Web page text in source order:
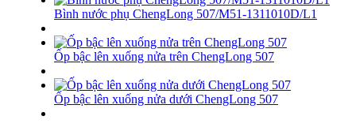
Bình nước phụ ChengLong 507/M51-1311010D/L1
Ốp bậc lên xuống nửa trên ChengLong 507
Ốp bậc lên xuống nửa dưới ChengLong 507